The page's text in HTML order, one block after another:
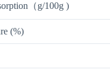
（g/100g )
(%)